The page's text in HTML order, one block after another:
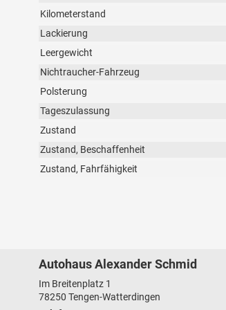
Kilometerstand
Lackierung
Leergewicht
Nichtraucher-Fahrzeug
Polsterung
Tageszulassung
Zustand
Zustand, Beschaffenheit
Zustand, Fahrfähigkeit
Autohaus Alexander Schmid
Im Breitenplatz 1
78250 Tengen-Watterdingen